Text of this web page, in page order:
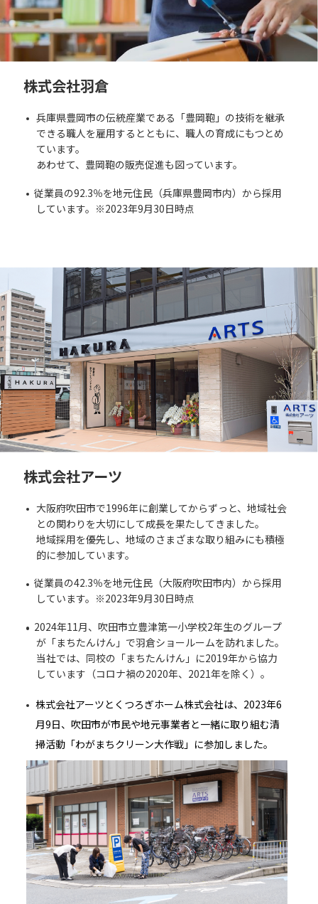
株式会社羽倉
兵庫県豊岡市の伝統産業である「豊岡鞄」の技術を継承
できる職人を雇用するとともに、職人の育成にもつとめ
ています。
あわせて、豊岡鞄の販売促進も図っています。
従業員の92.3％を地元住民（兵庫県豊岡市内）から採用
しています。※2023年9月30日時点
株式会社アーツ
大阪府吹田市で1996年に創業してからずっと、地域社会
との関わりを大切にして成長を果たしてきました。
地域採用を優先し、地域のさまざまな取り組みにも積極
的に参加しています。
従業員の42.3％を地元住民（大阪府吹田市内）から採用
しています。※2023年9月30日時点
2024年11月、吹田市立豊津第一小学校2年生のグループ
が「まちたんけん」で羽倉ショールームを訪れました。
当社では、同校の「まちたんけん」に2019年から協力
しています（コロナ禍の2020年、2021年を除く）。
株式会社アーツとくつろぎホーム株式会社は、2023年6
月9日、吹田市が市民や地元事業者と一緒に取り組む清
掃活動「わがまちクリーン大作戦」に参加しました。